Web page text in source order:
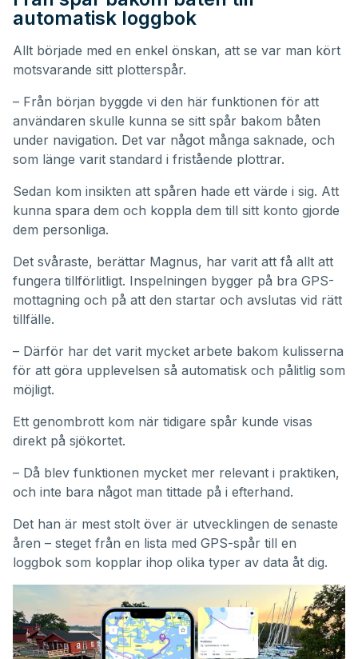
automatisk loggbok
Allt började med en enkel önskan, att se var man kört
motsvarande sitt plotterspår.
– Från början byggde vi den här funktionen för att
användaren skulle kunna se sitt spår bakom båten
under navigation. Det var något många saknade, och
som länge varit standard i fristående plottrar.
Sedan kom insikten att spåren hade ett värde i sig. Att
kunna spara dem och koppla dem till sitt konto gjorde
dem personliga.
Det svåraste, berättar Magnus, har varit att få allt att
fungera tillförlitligt. Inspelningen bygger på bra GPS-
mottagning och på att den startar och avslutas vid rätt
tillfälle.
– Därför har det varit mycket arbete bakom kulisserna
för att göra upplevelsen så automatisk och pålitlig som
möjligt.
Ett genombrott kom när tidigare spår kunde visas
direkt på sjökortet.
– Då blev funktionen mycket mer relevant i praktiken,
och inte bara något man tittade på i efterhand.
Det han är mest stolt över är utvecklingen de senaste
åren – steget från en lista med GPS-spår till en
loggbok som kopplar ihop olika typer av data åt dig.